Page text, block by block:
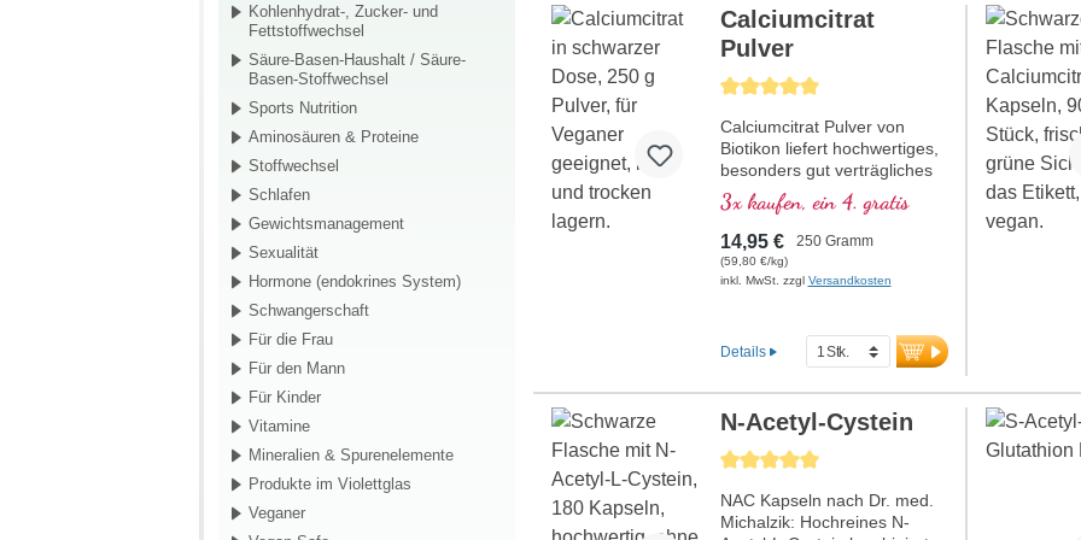
Kohlenhydrat-, Zucker- und
Fettstoffwechsel
Säure-Basen-Haushalt / Säure-
Basen-Stoffwechsel
Sports Nutrition
Aminosäuren & Proteine
Stoffwechsel
Schlafen
Gewichtsmanagement
Sexualität
Hormone (endokrines System)
Schwangerschaft
Für die Frau
Für den Mann
Für Kinder
Vitamine
Mineralien & Spurenelemente
Produkte im Violettglas
Veganer
Produktionserfahrung.
Durchschnittliche Bewertung von 5 von 5 Sternen
Calciumcitrat
Pulver
Calciumcitrat Pulver von
Biotikon liefert hochwertiges,
besonders gut verträgliches
Calcium in reiner Form – frei
von jeglichen Zusatzstoffen
und optimal bioverfügbar.
Calcium spielt eine
entscheidende Rolle im
Muskeln, Nerven sowie
Verdauung, Zellstoffwechsel.
Auch für Kinder und Frauen
in den Wechseljahren
geeignet.Dank der
schonenden Citratbindung ist
es magenfreundlich und auch
bei empfindlicher Verdauung
sehr gut verträglich. Das rein
3x kaufen, ein 4. gratis
14,95 € 250 Gramm
(59,80 €/kg)
inkl. MwSt. zzgl Versandkosten
Details
Durchschnittliche Bewertung von 5 von 5 Sternen
N-Acetyl-Cystein
NAC Kapseln nach Dr. med.
Michalzik: Hochreines N-